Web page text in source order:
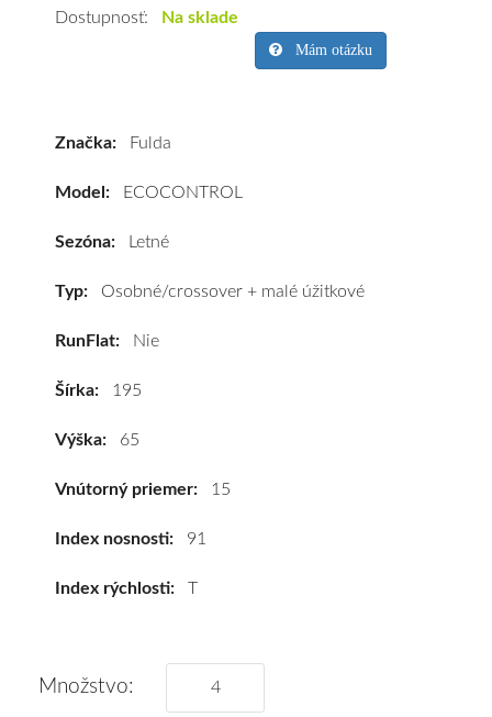
pneumatiky
ECOCONTROL
91T
kúpite
obujeme
disky
Dostupnosť: Na sklade
Mám otázku
Značka: Fulda
Model: ECOCONTROL
Sezóna: Letné
Typ: Osobné/crossover + malé úžitkové
RunFlat: Nie
Šírka: 195
Výška: 65
Vnútorný priemer: 15
Index nosnosti: 91
Index rýchlosti: T
Množstvo: